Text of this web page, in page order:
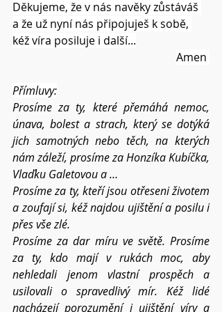
Děkujeme, že v nás navěky zůstáváš
a že už nyní nás připojuješ k sobě,
kéž víra posiluje i další...
Amen
Přímluvy:
Prosíme za ty, které přemáhá nemoc,
únava, bolest a strach, který se dotýká
jich samotných nebo těch, na kterých
nám záleží, prosíme za Honzíka Kubíčka,
Vlaďku Galetovou a …
Prosíme za ty, kteří jsou otřeseni životem
a zoufají si, kéž najdou ujištění a posilu i
přes vše zlé.
Prosíme za dar míru ve světě. Prosíme
za ty, kdo mají v rukách moc, aby
nehledali jenom vlastní prospěch a
usilovali o spravedlivý mír. Kéž lidé
nacházejí porozumění i ujištění víry a